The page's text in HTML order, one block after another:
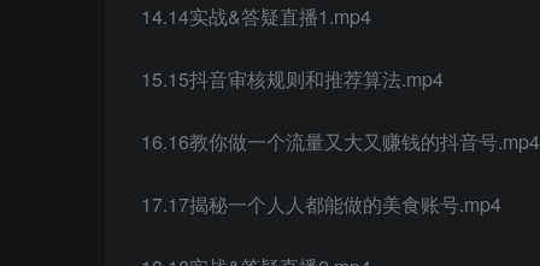
14.14实战&答疑直播1.mp4
15.15抖音审核规则和推荐算法.mp4
16.16教你做一个流量又大又赚钱的抖音号.mp4
17.17揭秘一个人人都能做的美食账号.mp4